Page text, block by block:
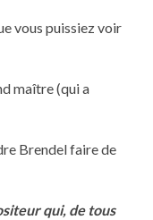
vous puissiez voir
maître (qui a
Brendel faire de
qui, de tous